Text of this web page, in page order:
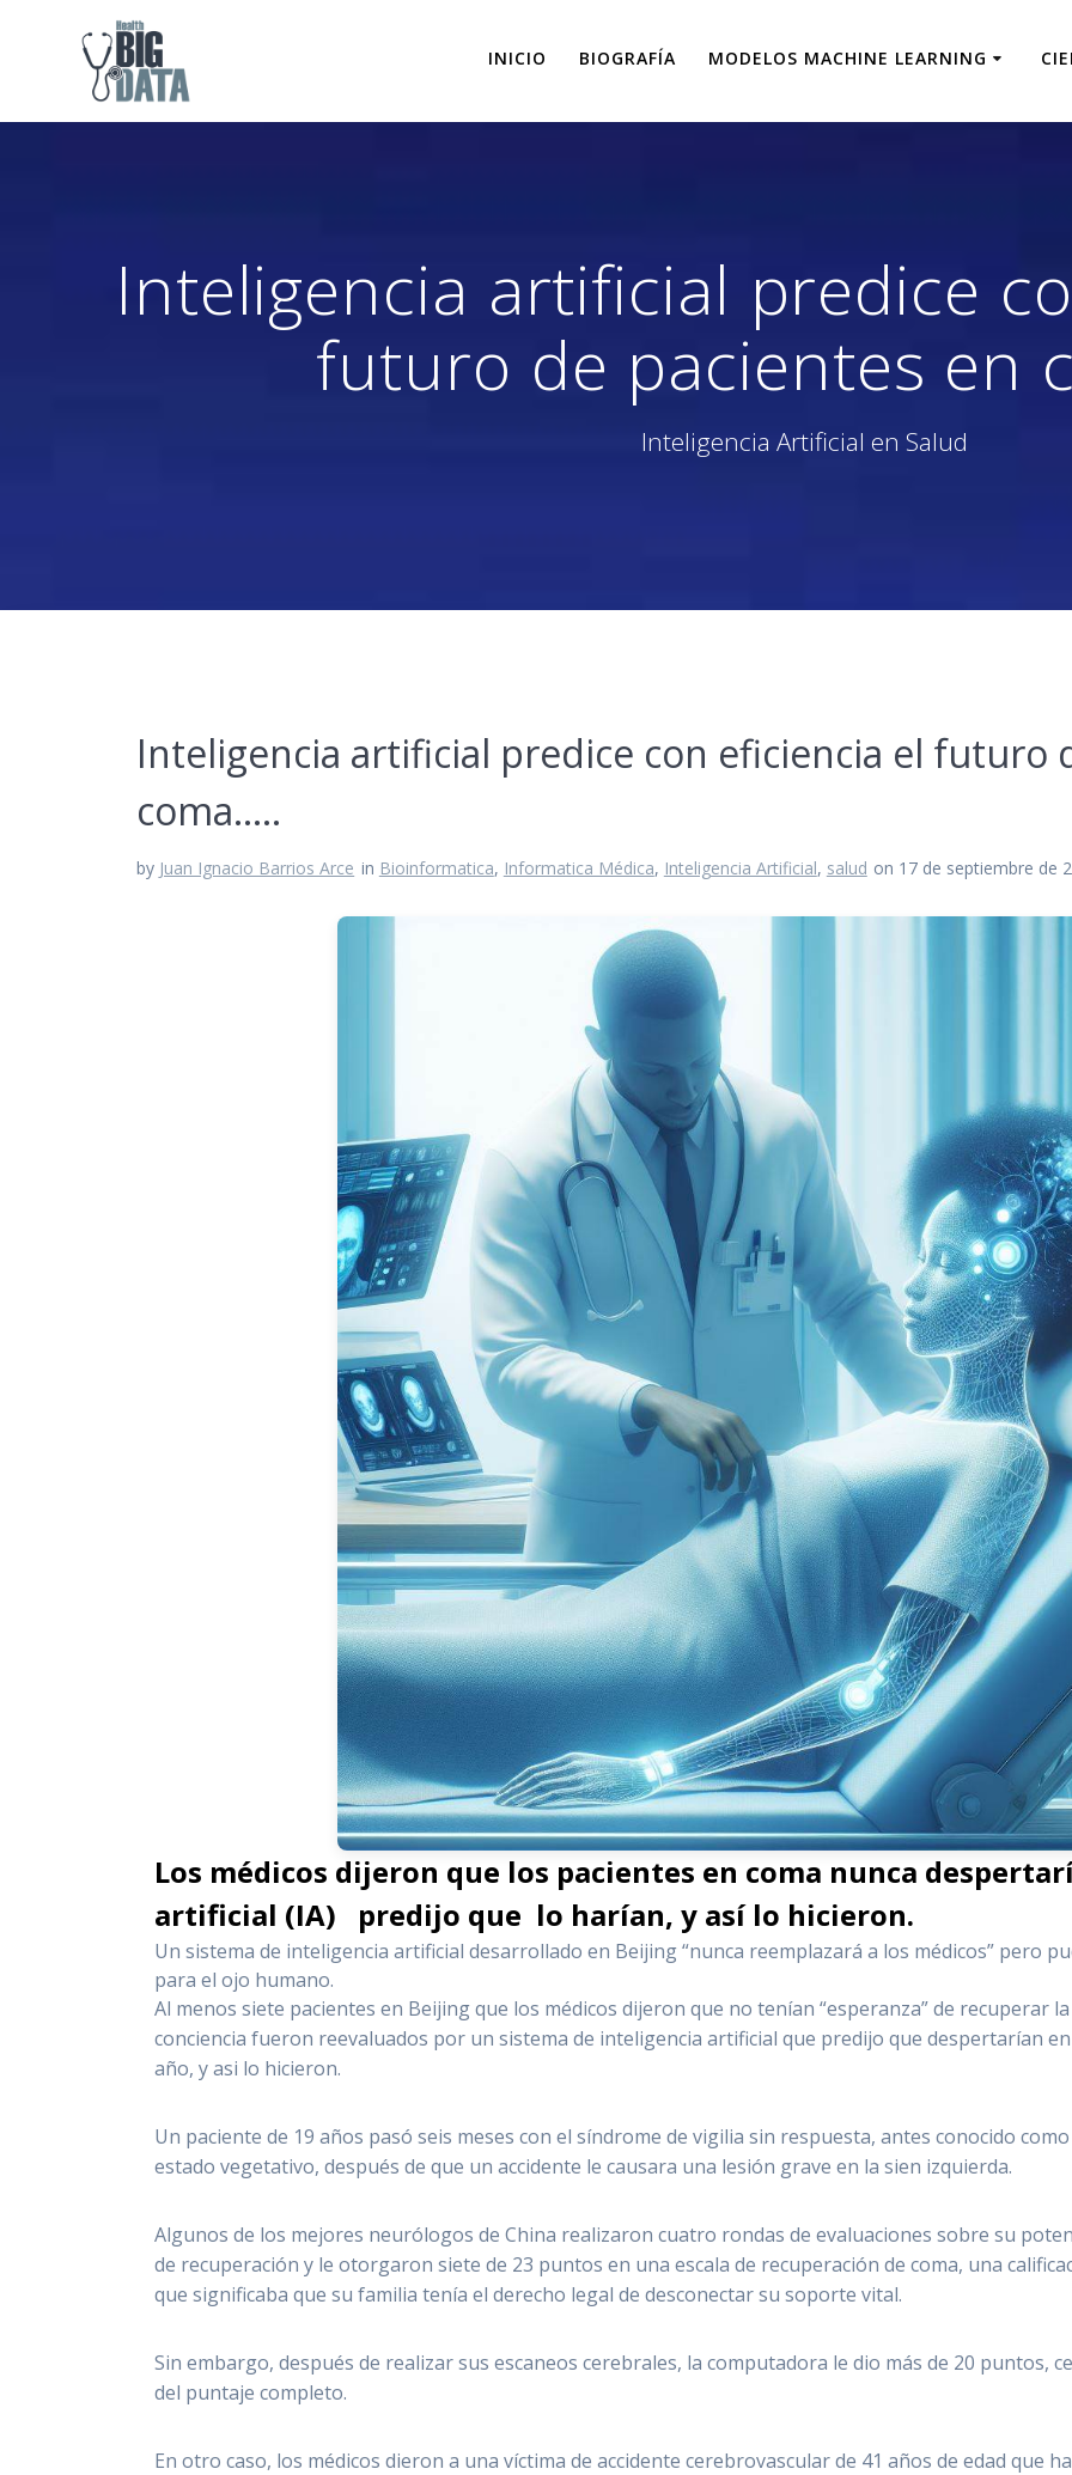
INICIO BIOGRAFÍA MODELOS MACHINE LEARNING
Inteligencia artificial predice
futuro de pacientes en
Inteligencia Artificial en Salud
Inteligencia artificial predice con eficiencia el futuro
coma…..
by Juan Ignacio Barrios Arce in Bioinformatica, Informatica Médica, Inteligencia Artificial, salud on 17 de septiembre de
Los médicos dijeron que los pacientes en coma nunca
artificial (IA) predijo que lo harían, y así lo hicieron.
Un sistema de inteligencia artificial desarrollado en Beijing “nunca reemplazará a los médicos” pero
para el ojo humano.
Al menos siete pacientes en Beijing que los médicos dijeron que no tenían “esperanza” de recuperar la
conciencia fueron reevaluados por un sistema de inteligencia artificial que predijo que despertarían
año, y asi lo hicieron.
Un paciente de 19 años pasó seis meses con el síndrome de vigilia sin respuesta, antes conocido como
estado vegetativo, después de que un accidente le causara una lesión grave en la sien izquierda.
Algunos de los mejores neurólogos de China realizaron cuatro rondas de evaluaciones sobre su
de recuperación y le otorgaron siete de 23 puntos en una escala de recuperación de coma, una
que significaba que sufamilia tenía el derecho legal de desconectar su soporte vital.
Sin embargo, después de realizar sus escaneos cerebrales, la computadora le dio más de 20 puntos,
del puntaje completo.
En otro caso, los médicos dieron a una víctima de accidente cerebrovascular de 41 años de edad que